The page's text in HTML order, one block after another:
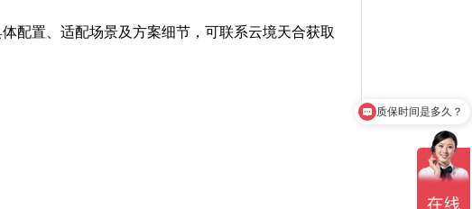
配置、适配场景及方案细节，可联系云境天合获取
质保时间是多久？